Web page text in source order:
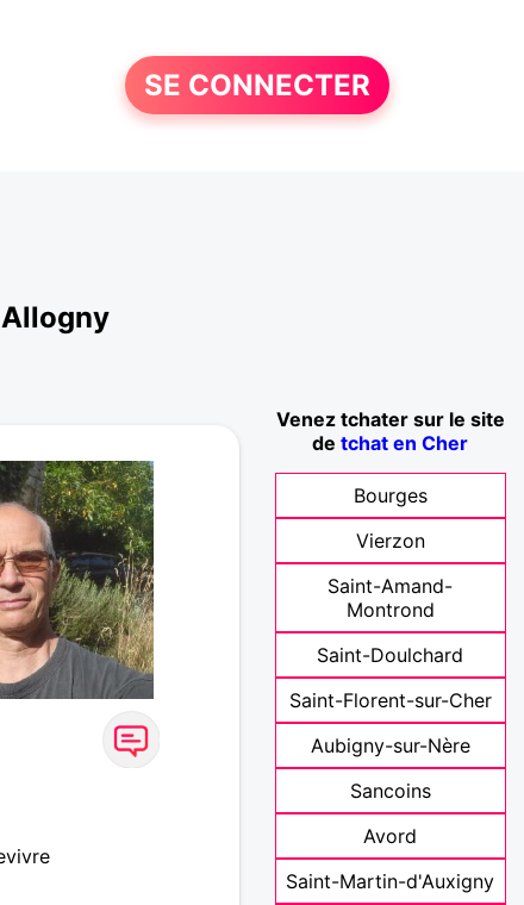
SE CONNECTER
Venez tchater sur le site
detchat en Cher
Bourges
Vierzon
Saint-Amand-
Montrond
Saint-Doulchard
Saint-Florent-sur-Cher
Aubigny-sur-Nère
Sancoins
Avord
Saint-Martin-d'Auxigny